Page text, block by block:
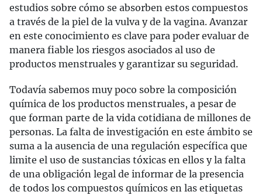
estudios sobre cómo se absorben estos compuestos
a través de la piel de la vulva y de la vagina. Avanzar
en este conocimiento es clave para poder evaluar de
manera fiable los riesgos asociados al uso de
productos menstruales y garantizar su seguridad.
Todavía sabemos muy poco sobre la composición
química de los productos menstruales, a pesar de
que forman parte de la vida cotidiana de millones de
personas. La falta de investigación en este ámbito se
suma a la ausencia de una regulación específica que
limite el uso de sustancias tóxicas en ellos y la falta
de una obligación legal de informar de la presencia
de todos los compuestos químicos en las etiquetas